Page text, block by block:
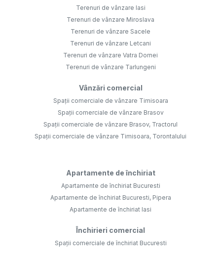
Terenuri de vânzare Iasi
Terenuri de vânzare Miroslava
Terenuri de vânzare Sacele
Terenuri de vânzare Letcani
Terenuri de vânzare Vatra Dornei
Terenuri de vânzare Tarlungeni
Vânzări comercial
Spații comerciale de vânzare Timisoara
Spații comerciale de vânzare Brasov
Spații comerciale de vânzare Brasov, Tractorul
Spații comerciale de vânzare Timisoara, Torontalului
Apartamente de închiriat
Apartamente de închiriat Bucuresti
Apartamente de închiriat Bucuresti, Pipera
Apartamente de închiriat Iasi
Închirieri comercial
Spații comerciale de închiriat Bucuresti